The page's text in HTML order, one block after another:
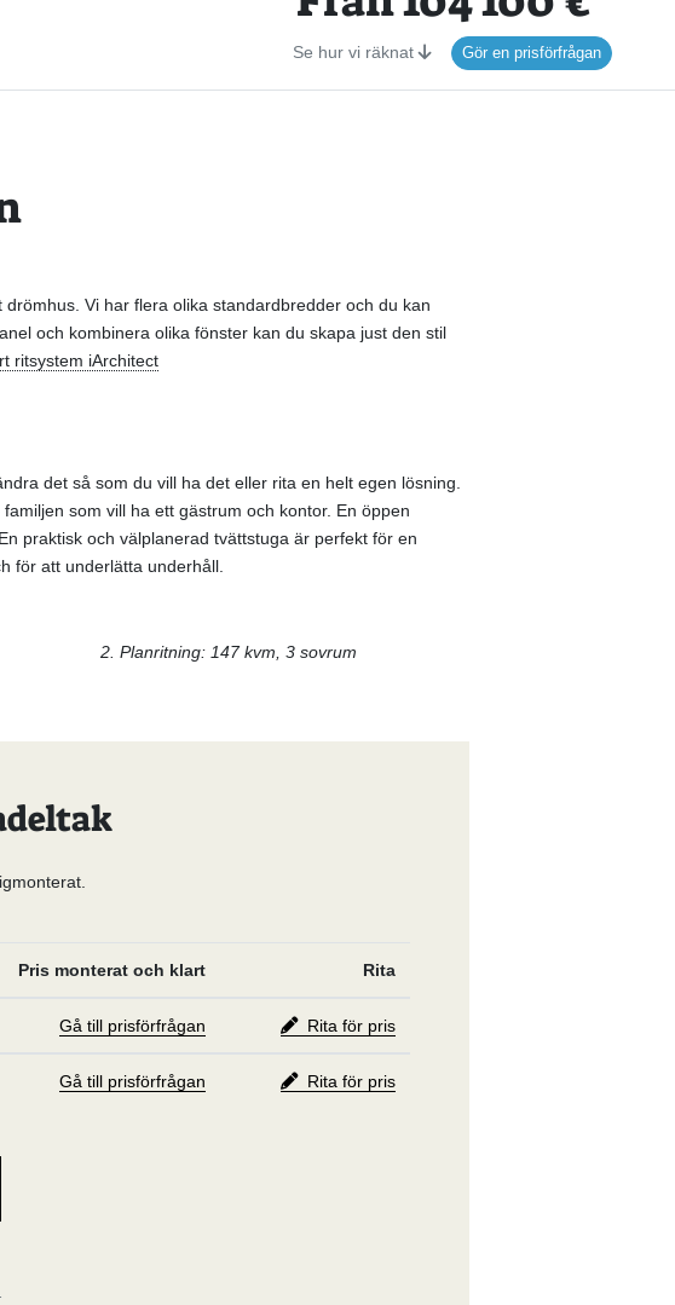
Se hur vi räknat Gör en prisförfrågan
Vi har flera olika standardbredder och du kan
och kombinera olika fönster kan du skapa just den stil
ritsystem iArchitect
det så som du vill ha det eller rita en helt egen lösning.
som vill ha ett gästrum och kontor. En öppen
praktisk och välplanerad tvättstuga är perfekt för en
för att underlätta underhåll.
2. Planritning: 147 kvm, 3 sovrum
Pris monterat och klart Rita
Gå till prisförfrågan Rita för pris
Gå till prisförfrågan Rita för pris